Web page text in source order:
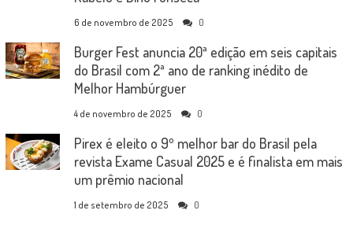
6 de novembro de 2025 0
Burger Fest anuncia 20ª edição em seis capitais
do Brasil com 2ª ano de ranking inédito de
Melhor Hambúrguer
4 de novembro de 2025 0
Pirex é eleito o 9º melhor bar do Brasil pela
revista Exame Casual 2025 e é finalista em mais
um prêmio nacional
1 de setembro de 2025 0